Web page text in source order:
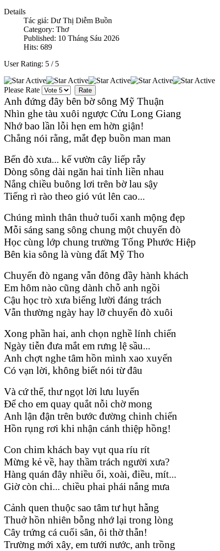
Details
Tác giả: Dư Thị Diễm Buồn
Category: Thơ
Published: 10 Tháng Sáu 2026
Hits: 689
User Rating: 5 / 5
Please Rate
Anh đứng đây bên bờ sông Mỹ Thuận
Nhìn ghe tàu xuôi ngược Cửu Long Giang
Nhớ bao lần lỗi hẹn em hờn giận!
Chẳng nói rằng, mắt đẹp buồn man man
Bến đò xưa... kế vườn cây liếp rẫy
Dòng sông dài ngăn hai tỉnh liền nhau
Nắng chiều buông lơi trên bờ lau sậy
Tiếng rì rào theo gió vút lên cao...
Chúng mình thân thuở tuổi xanh mộng đẹp
Mỗi sáng sang sông chung một chuyến đò
Học cùng lớp chung trường Tống Phước Hiệp
Bên kia sông là vùng đất Mỹ Tho
Chuyến đò ngang vẫn đông đầy hành khách
Em hôm nào cũng dành chỗ anh ngồi
Cậu học trò xưa biếng lười đáng trách
Vẫn thường ngày hay lỡ chuyến đò xuôi
Xong phần hai, anh chọn nghề lính chiến
Ngày tiễn đưa mắt em rưng lệ sầu...
Anh chợt nghe tâm hồn mình xao xuyến
Có vạn lời, không biết nói từ đâu
Và cứ thế, thư ngọt lời lưu luyến
Để cho em quay quắt nỗi chờ mong
Anh lận đận trên bước đường chinh chiến
Hồn rụng rơi khi nhận cánh thiệp hồng!
Con chim khách bay vụt qua ríu rít
Mừng kẻ về, hay thầm trách người xưa?
Hàng quán đây nhiều ổi, xoài, điều, mít...
Giờ còn chi... chiều phai phái nắng mưa
Cảnh quen thuộc sao tâm tư hụt hẫng
Thuở hồn nhiên bỗng nhớ lại trong lòng
Cây trứng cá cuối sân, ôi thờ thẫn!
Trường mới xây, em tưới nước, anh trồng